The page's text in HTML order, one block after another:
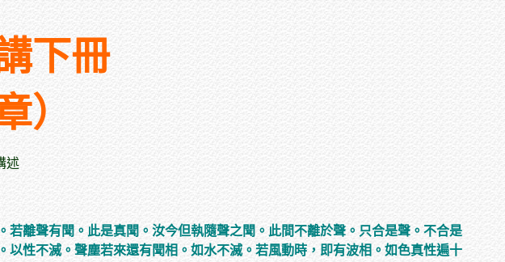
下冊
）
述
離聲有聞。此是真聞。汝今但執隨聲之聞。此間不離於聲。只合是聲。不合是
性不滅。聲塵若來還有聞相。如水不滅。若風動時，即有波相。如色真性遍十